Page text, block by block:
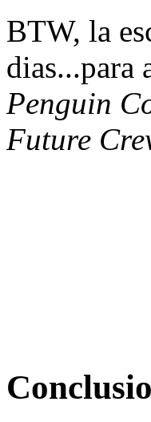
BTW, la
dias...para
Penguin
Future